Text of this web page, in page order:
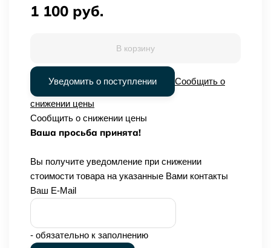
1 100 руб.
В корзину
Уведомить о поступлении Сообщить о
снижении цены
Сообщить о снижении цены
Ваша просьба принята!
Вы получите уведомление при снижении
стоимости товара на указанные Вами контакты
Ваш E-Mail
- обязательно к заполнению